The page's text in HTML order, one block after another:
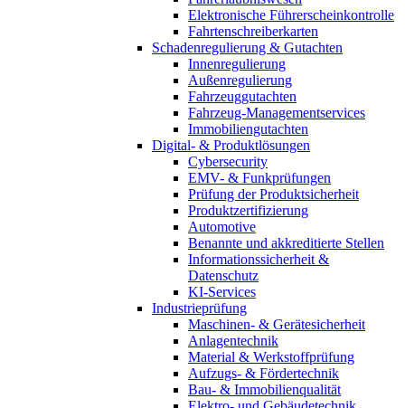
Elektronische Führerscheinkontrolle
Fahrtenschreiberkarten
Schadenregulierung & Gutachten
Innenregulierung
Außenregulierung
Fahrzeuggutachten
Fahrzeug-Managementservices
Immobiliengutachten
Digital- & Produktlösungen
Cybersecurity
EMV- & Funkprüfungen
Prüfung der Produktsicherheit
Produktzertifizierung
Automotive
Benannte und akkreditierte Stellen
Informationssicherheit &
Datenschutz
KI-Services
Industrieprüfung
Maschinen- & Gerätesicherheit
Anlagentechnik
Material & Werkstoffprüfung
Aufzugs- & Fördertechnik
Bau- & Immobilienqualität